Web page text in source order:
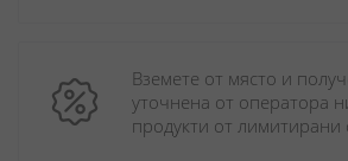
Вземете от място и
уточнена от оператора
продукти от лимитирани